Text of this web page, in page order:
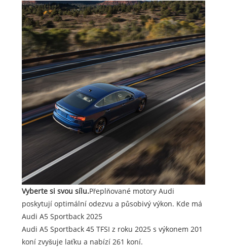
Vyberte si svou sílu.Přeplňované motory Audi
poskytují optimální odezvu a působivý výkon. Kde má
Audi A5 Sportback 2025
Audi A5 Sportback 45 TFSI z roku 2025 s výkonem 201
koní zvyšuje laťku a nabízí 261 koní.